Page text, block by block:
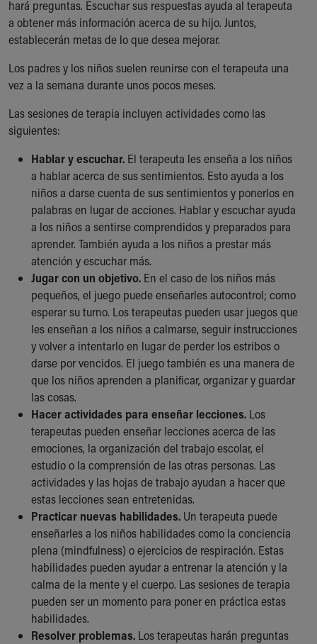
hará preguntas. Escuchar sus respuestas ayuda al terapeuta
a obtener más información acerca de su hijo. Juntos,
establecerán metas de lo que desea mejorar.
Los padres y los niños suelen reunirse con el terapeuta una
vez a la semana durante unos pocos meses.
Las sesiones de terapia incluyen actividades como las
siguientes:
Hablar y escuchar. El terapeuta les enseña a los niños
a hablar acerca de sus sentimientos. Esto ayuda a los
niños a darse cuenta de sus sentimientos y ponerlos en
palabras en lugar de acciones. Hablar y escuchar ayuda
a los niños a sentirse comprendidos y preparados para
aprender. También ayuda a los niños a prestar más
atención y escuchar más.
Jugar con un objetivo. En el caso de los niños más
pequeños, el juego puede enseñarles autocontrol; como
esperar su turno. Los terapeutas pueden usar juegos que
les enseñan a los niños a calmarse, seguir instrucciones
y volver a intentarlo en lugar de perder los estribos o
darse por vencidos. El juego también es una manera de
que los niños aprenden a planificar, organizar y guardar
las cosas.
Hacer actividades para enseñar lecciones. Los
terapeutas pueden enseñar lecciones acerca de las
emociones, la organización del trabajo escolar, el
estudio o la comprensión de las otras personas. Las
actividades y las hojas de trabajo ayudan a hacer que
estas lecciones sean entretenidas.
Practicar nuevas habilidades. Un terapeuta puede
enseñarles a los niños habilidades como la conciencia
plena (mindfulness) o ejercicios de respiración. Estas
habilidades pueden ayudar a entrenar la atención y la
calma de la mente y el cuerpo. Las sesiones de terapia
pueden ser un momento para poner en práctica estas
habilidades.
Resolver problemas. Los terapeutas harán preguntas